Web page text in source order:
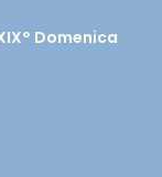
Domenica